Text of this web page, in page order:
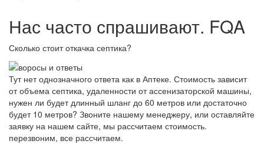
Нас часто спрашивают. FQA
Сколько стоит откачка септика?
Тут нет однозначного ответа как в Аптеке. Стоимость зависит
от объема септика, удаленности от ассенизаторской машины,
нужен ли будет длинный шланг до 60 метров или достаточно
будет 10 метров? Звоните нашему менеджеру, или оставляйте
заявку на нашем сайте, мы рассчитаем стоимость.
перезвоним, все рассчитаем.